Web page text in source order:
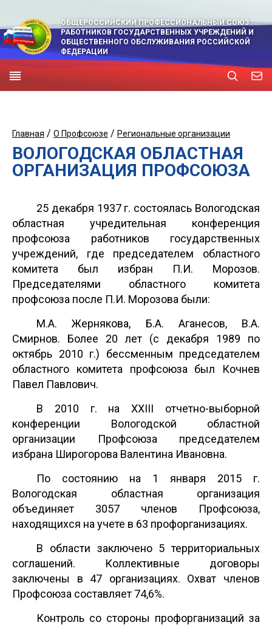
ОБЩЕРОССИЙСКИЙ ПРОФЕССИОНАЛЬНЫЙ СОЮЗ
РАБОТНИКОВ ГОСУДАРСТВЕННЫХ УЧРЕЖДЕНИЙ И
ОБЩЕСТВЕННОГО ОБСЛУЖИВАНИЯ РОССИЙСКОЙ
ФЕДЕРАЦИИ
Главная / О Профсоюзе / Региональные организации
ВОЛОГОДСКАЯ ОБЛАСТНАЯ
ОРГАНИЗАЦИЯ ПРОФСОЮЗА
25 декабря 1937 г. состоялась Вологодская
областная учредительная конференция
профсоюза работников государственных
учреждений, где председателем областного
комитета был избран П.И. Морозов.
Председателями областного комитета
профсоюза после П.И. Морозова были:
М.А. Жернякова, Б.А. Аганесов, В.А.
Смирнов. Более 20 лет (с декабря 1989 по
октябрь 2010 г.) бессменным председателем
областного комитета профсоюза был Кочнев
Павел Павлович.
В 2010 г. на XXIII отчетно-выборной
конференции Вологодской областной
организации Профсоюза председателем
избрана Широгорова Валентина Ивановна.
По состоянию на 1 января 2015 г.
Вологодская областная организация
объединяет 3057 членов Профсоюза,
находящихся на учете в 63 профорганизациях.
В области заключено 5 территориальных
соглашений. Коллективные договоры
заключены в 47 организациях. Охват членов
Профсоюза составляет 74,6%.
Контроль со стороны профорганизаций за